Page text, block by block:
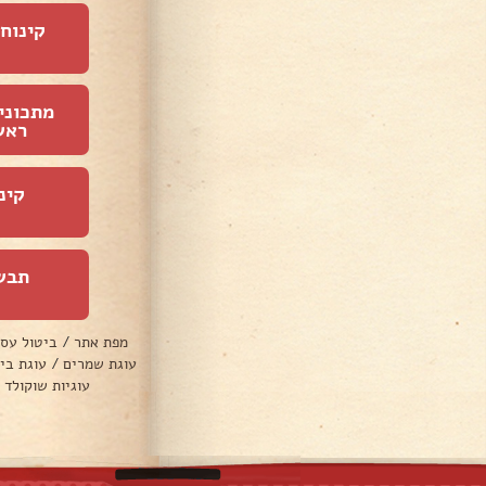
מפת אתר / ביטול
עוגת שמרים / עוגת
עוגיות